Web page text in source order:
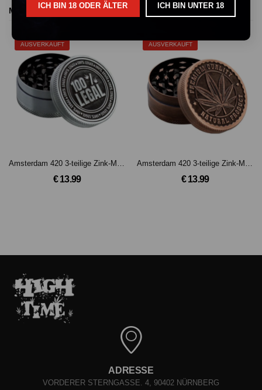
ICH BIN 18 ODER ÄLTER ICH BIN UNTER 18
More Products
AUSVERKAUFT
€ 13.99
AUSVERKAUFT
€ 13.99
ADRESSE
VORDERER STERNGASSE. 4, 90402 NÜRNBERG